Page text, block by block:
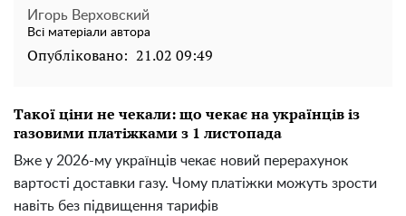
Игорь Верховский
Всі матеріали автора
Опубліковано: 21.02 09:49
Такої ціни не чекали: що чекає на українців із
газовими платіжками з 1 листопада
Вже у 2026-му українців чекає новий перерахунок
вартості доставки газу. Чому платіжки можуть зрости
навіть без підвищення тарифів